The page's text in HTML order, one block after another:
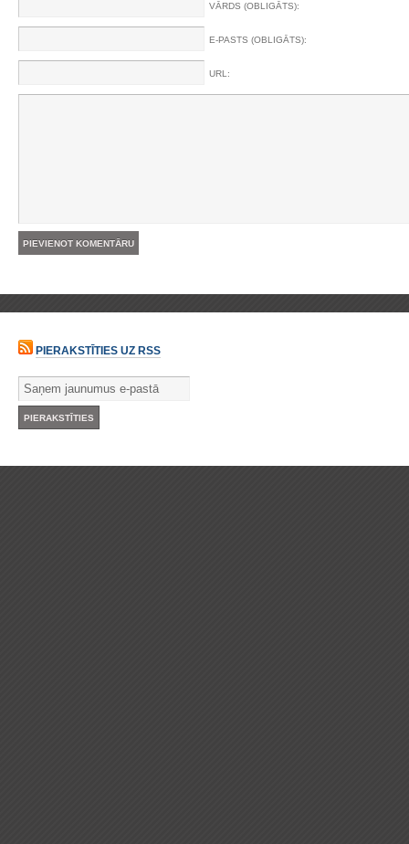
VĀRDS (OBLIGĀTS):
E-PASTS (OBLIGĀTS):
URL:
PIERAKSTĪTIES UZ RSS